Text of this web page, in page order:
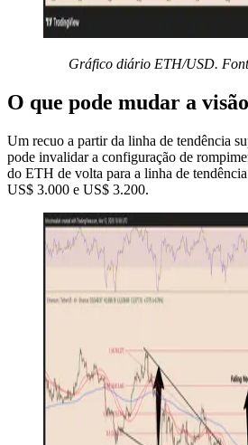
Gráfico diário ETH/USD.
O que pode mudar a
Um recuo a partir da linha de tendência
pode invalidar a configuração de
do ETH de volta para a linha de
US$ 3.000 e US$ 3.200.